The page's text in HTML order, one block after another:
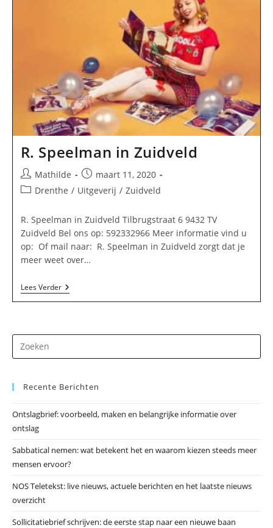
R. Speelman in Zuidveld
Bericht
auteur:
Mathilde
Bericht
gepubliceerd
op:
maart 11, 2020
Berichtcategorie:
Drenthe / Uitgeverij / Zuidveld
R. Speelman in Zuidveld Tilbrugstraat 6 9432 TV
Zuidveld Bel ons op: 592332966 Meer informatie vind u
op: Of mail naar: R. Speelman in Zuidveld zorgt dat je
meer weet over…
Lees VerderR.
Speelman
op
Recente Berichten
Ontslagbrief: voorbeeld, maken en belangrijke informatie over
ontslag
Sabbatical nemen: wat betekent het en waarom kiezen steeds meer
mensen ervoor?
NOS Teletekst: live nieuws, actuele berichten en het laatste nieuws
overzicht
Sollicitatiebrief schrijven: de eerste stap naar een nieuwe baan